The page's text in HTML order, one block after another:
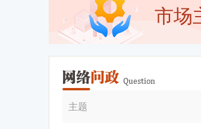
市场
主题